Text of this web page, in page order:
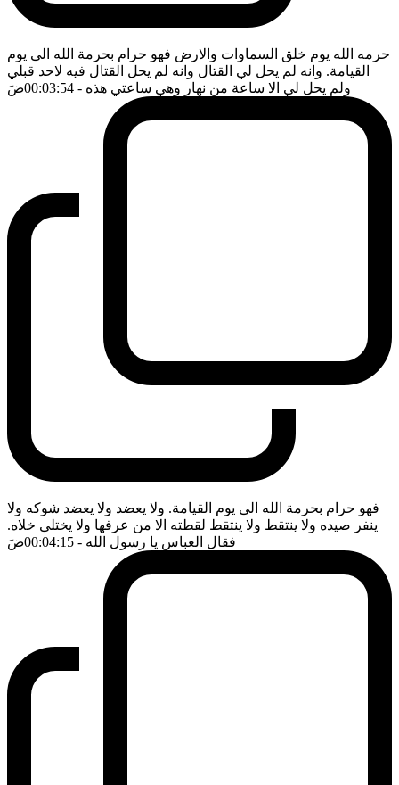
حرمه الله يوم خلق السماوات والارض فهو حرام بحرمة الله الى يوم
القيامة. وانه لم يحل لي القتال وانه لم يحل القتال فيه لاحد قبلي
ولم يحل لي الا ساعة من نهار وهي ساعتي هذه - 00:03:54 ضَ
فهو حرام بحرمة الله الى يوم القيامة. ولا يعضد ولا يعضد شوكه ولا
ينفر صيده ولا ينتقط ولا ينتقط لقطته الا من عرفها ولا يختلى خلاه.
فقال العباس يا رسول الله - 00:04:15 ضَ